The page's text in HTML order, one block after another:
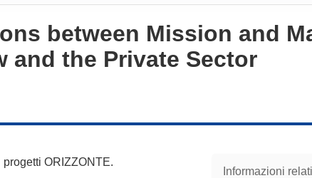
between Mission and
the Private Sector
Informazioni
ORIZZONTE.